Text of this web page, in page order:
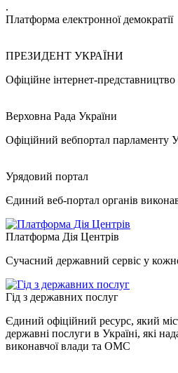
.
Платформа електронної демократії
ПРЕЗИДЕНТ УКРАЇНИ
Офіційне інтернет-представництво
Верховна Рада України
Офіційний вебпортал парламенту
Урядовий портал
Єдиний веб-портал органів
Платформа Дія Центрів
Сучасний державний сервіс у
Гід з державних послуг
Єдиний офіційний ресурс, який
державні послуги в Україні, які
виконавчої влади та ОМС